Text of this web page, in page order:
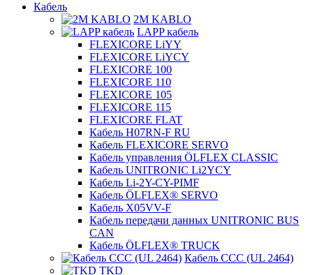
Кабель
2M KABLO
LAPP кабель
FLEXICORE LiYY
FLEXICORE LiYCY
FLEXICORE 100
FLEXICORE 110
FLEXICORE 105
FLEXICORE 115
FLEXICORE FLAT
Кабель H07RN-F RU
Кабель FLEXICORE SERVO
Кабель управления ÖLFLEX CLASSIC
Кабель UNITRONIC Li2YCY
Кабель Li-2Y-CY-PIMF
Кабель ÖLFLEX® SERVO
Кабель X05VV-F
Кабель передачи данных UNITRONIC BUS
CAN
Кабель ÖLFLEX® TRUCK
Кабель CCC (UL 2464)
TKD